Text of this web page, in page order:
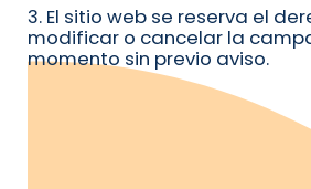
3. El sitio web se reserva el
modificar o cancelar la
momento sin previo aviso.